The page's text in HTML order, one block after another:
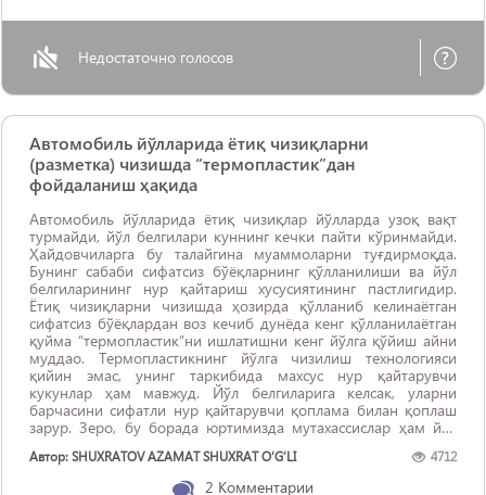
Недостаточно голосов
Автомобиль йўлларида ётиқ чизиқларни
(разметка) чизишда “термопластик”дан
фойдаланиш ҳақида
Автомобиль йўлларида ётиқ чизиқлар йўлларда узоқ вақт
турмайди, йўл белгилари куннинг кечки пайти кўринмайди.
Ҳайдовчиларга бу талайгина муаммоларни туғдирмоқда.
Бунинг сабаби сифатсиз бўёқларнинг қўлланилиши ва йўл
белгиларининг нур қайтариш хусусиятининг пастлигидир.
Ётиқ чизиқларни чизишда ҳозирда қўлланиб келинаётган
сифатсиз бўёқлардан воз кечиб дунёда кенг қўлланилаётган
қуйма “термопластик”ни ишлатишни кенг йўлга қўйиш айни
муддао. Термопластикнинг йўлга чизилиш технологияси
қийин эмас, унинг таркибида махсус нур қайтарувчи
кукунлар ҳам мавжуд. Йўл белгиларига келсак, уларни
барчасини сифатли нур қайтарувчи қоплама билан қоплаш
зарур. Зеро, бу борада юртимизда мутахассислар ҳам йўқ
Автор: SHUXRATOV AZAMAT SHUXRAT O‘G‘LI 4712
2 Комментарии